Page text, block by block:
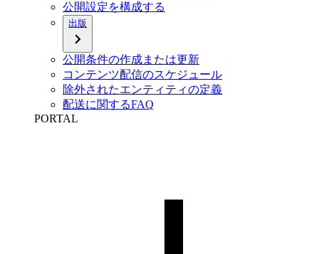
公開設定を構成する
出版
公開条件の作成または更新
コンテンツ配信のスケジュール
除外されたエンティティの定義
配送に関するFAQ
PORTAL